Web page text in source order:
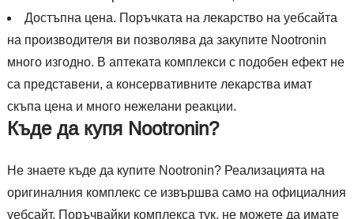
Достъпна цена. Поръчката на лекарство на уебсайта
на производителя ви позволява да закупите Nootronin
много изгодно. В аптеката комплекси с подобен ефект не
са представени, а консервативните лекарства имат
скъпа цена и много нежелани реакции.
Къде да купя Nootronin?
Не знаете къде да купите Nootronin? Реализацията на
оригиналния комплекс се извършва само на официалния
уебсайт. Поръчвайки комплекса тук, не можете да имате